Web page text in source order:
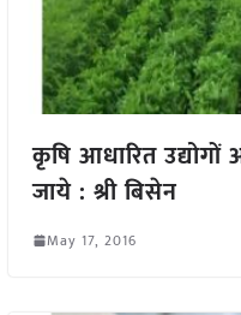
कृषि आधारित उद्योगों
जाये : श्री बिसेन
May 17, 2016